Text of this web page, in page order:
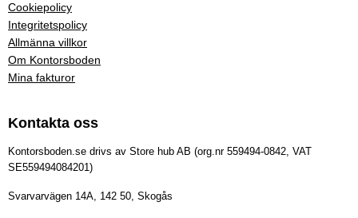
Cookiepolicy
Integritetspolicy
Allmänna villkor
Om Kontorsboden
Mina fakturor
Kontakta oss
Kontorsboden.se drivs av Store hub AB (org.nr 559494-0842, VAT
SE559494084201)
Svarvarvägen 14A, 142 50, Skogås